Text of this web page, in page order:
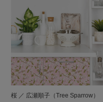
桜 ／ 広瀬順子（Tree Sparrow）